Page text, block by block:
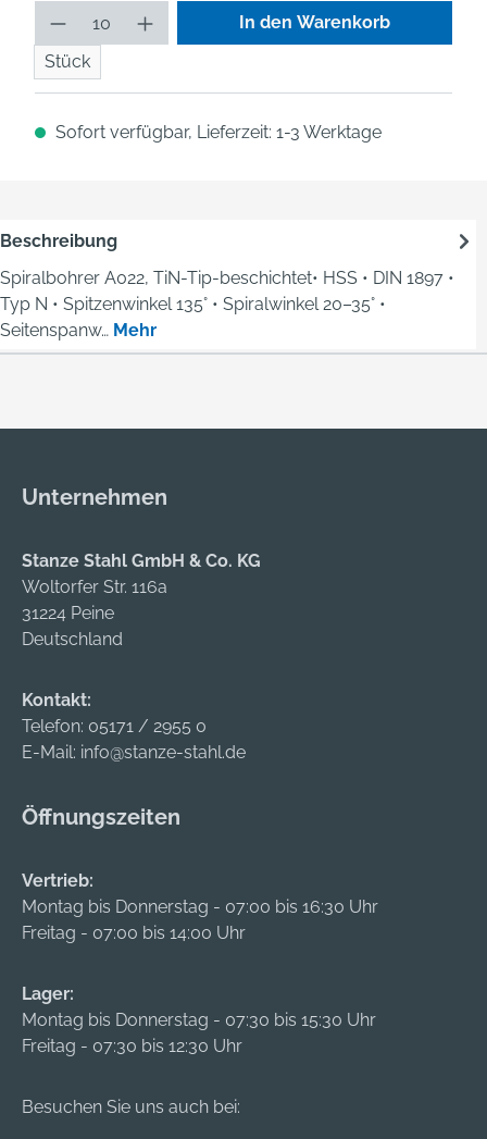
Produkt Anzahl: Gib den
Stück
In den Warenkorb
Sofort verfügbar, Lieferzeit: 1-3 Werktage
Beschreibung
Spiralbohrer A022, TiN-Tip-beschichtet• HSS • DIN 1897 •
Typ N • Spitzenwinkel 135° • Spiralwinkel 20–35° •
Seitenspanw… Mehr
Unternehmen
Stanze Stahl GmbH & Co. KG
Woltorfer Str. 116a
31224 Peine
Deutschland
Kontakt:
Telefon: 05171 / 2955 0
E-Mail: info@stanze-stahl.de
Öffnungszeiten
Vertrieb:
Montag bis Donnerstag - 07:00 bis 16:30 Uhr
Freitag - 07:00 bis 14:00 Uhr
Lager:
Montag bis Donnerstag - 07:30 bis 15:30 Uhr
Freitag - 07:30 bis 12:30 Uhr
Besuchen Sie uns auch bei: